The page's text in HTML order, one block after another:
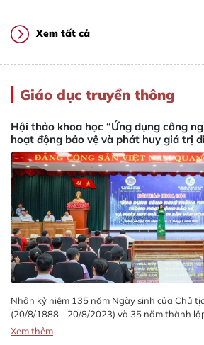
Xem tất cả
Giáo dục truyền thông
Hội thảo khoa học “Ứng dụng công
hoạt động bảo vệ và phát huy giá trị
Nhân kỷ niệm 135 năm Ngày sinh của Chủ
(20/8/1888 - 20/8/2023) và 35 năm thành
sáng ngày 15 tháng 8 năm 2023, Bảo tàng
Xem thêm